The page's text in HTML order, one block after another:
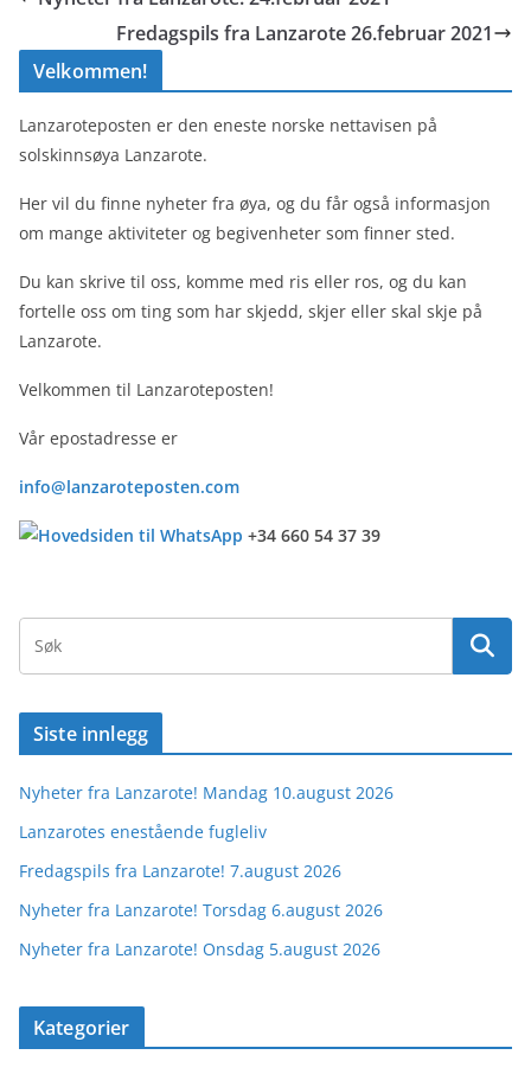
Fredagspils fra Lanzarote 26.februar 2021
Velkommen!
Lanzaroteposten er den eneste norske nettavisen på
solskinnsøya Lanzarote.
Her vil du finne nyheter fra øya, og du får også informasjon
om mange aktiviteter og begivenheter som finner sted.
Du kan skrive til oss, komme med ris eller ros, og du kan
fortelle oss om ting som har skjedd, skjer eller skal skje på
Lanzarote.
Velkommen til Lanzaroteposten!
Vår epostadresse er
info@lanzaroteposten.com
+34 660 54 37 39
Siste innlegg
Nyheter fra Lanzarote! Mandag 10.august 2026
Lanzarotes enestående fugleliv
Fredagspils fra Lanzarote! 7.august 2026
Nyheter fra Lanzarote! Torsdag 6.august 2026
Nyheter fra Lanzarote! Onsdag 5.august 2026
Kategorier